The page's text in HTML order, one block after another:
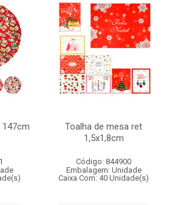
147cm
Toalha de mesa ret
1,5x1,8cm
Código: 844900
Embalagem: Unidade
Caixa Com: 40 Unidade(s)